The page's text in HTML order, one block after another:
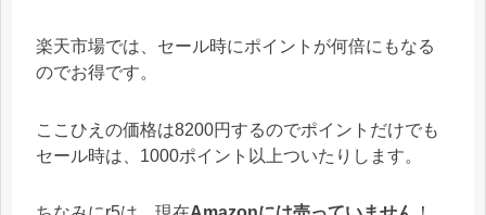
楽天市場では、セール時にポイントが何倍にもなる
のでお得です。
ここひえの価格は8200円するのでポイントだけでも
セール時は、1000ポイント以上ついたりします。